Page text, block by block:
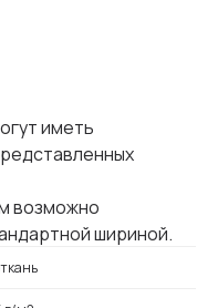
иметь
возможно
шириной.